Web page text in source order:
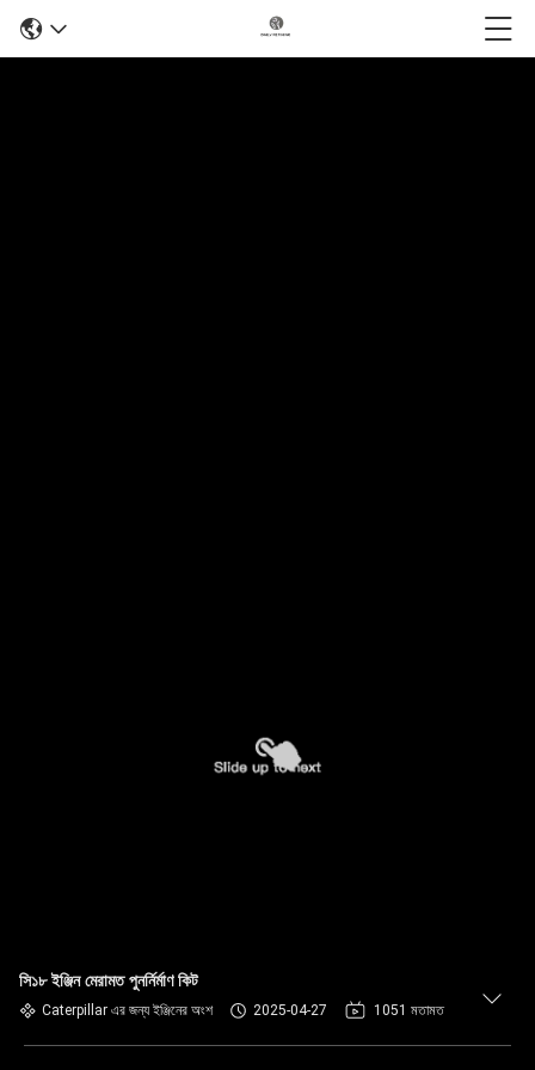
সি১৮ ইঞ্জিন মেরামত পুনর্নির্মাণ কিট
Caterpillar এর জন্য ইঞ্জিনের অংশ 2025-04-27 1051 মতামত